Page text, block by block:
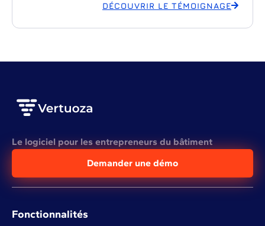
DÉCOUVRIR LE TÉMOIGNAGE
Le logiciel pour les entrepreneurs du bâtiment
Demander une démo
Fonctionnalités